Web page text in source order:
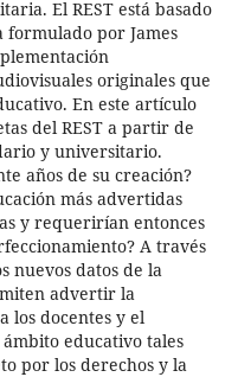
El REST está basado
formulado por James
originales que
En este artículo
del REST a partir de
y universitario.
años de su creación?
más advertidas
y requerirían entonces
A través
nuevos datos de la
advertir la
los docentes y el
educativo tales
por los derechos y la